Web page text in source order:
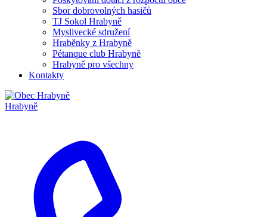
Sbor dobrovolných hasičů
TJ Sokol Hrabyně
Myslivecké sdružení
Hraběnky z Hrabyně
Pétanque club Hrabyně
Hrabyně pro všechny
Kontakty
Hrabyně